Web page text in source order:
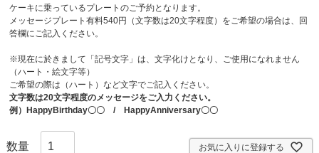
ケーキに乗っているプレートのご予約となります。
メッセージプレート有料540円（文字数は20文字程度）をご希望の場合は、回
答欄にご記入ください。
※現在に於きまして「記号文字」は、文字化けとなり、ご使用になれません
（ハート・絵文字等）
ご希望の際は（ハート）など文字でご記入ください。
文字数は20文字程度のメッセージをご入力ください。
例）HappyBirthday〇〇 / HappyAnniversary〇〇
お気に入りに登録する